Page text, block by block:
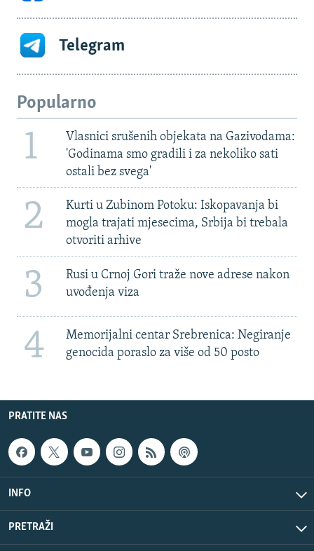
Telegram
Popularno
1
Vlasnici srušenih objekata na Gazivodama:
'Godinama smo gradili i za nekoliko sati
ostali bez svega'
2
Kurti u Zubinom Potoku: Iskopavanja bi
mogla trajati mjesecima, Srbija bi trebala
otvoriti arhive
3
Rusi u Crnoj Gori traže nove adrese nakon
uvođenja viza
4
Memorijalni centar Srebrenica: Negiranje
genocida poraslo za više od 50 posto
PRATITE NAS
INFO
PRETRAŽI